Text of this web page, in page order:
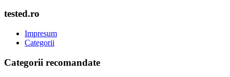
tested.ro
Impresum
Categorii
Categorii recomandate